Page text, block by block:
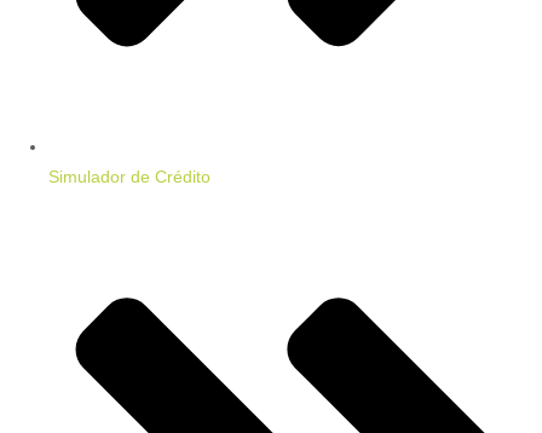
Simulador de Crédito